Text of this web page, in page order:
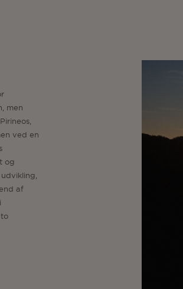
men
ved en
og
af